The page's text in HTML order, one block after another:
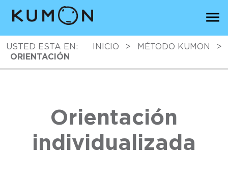
USTED ESTA EN: INICIO > MÉTODO KUMON
>
ORIENTACIÓN
Orientación
individualizada